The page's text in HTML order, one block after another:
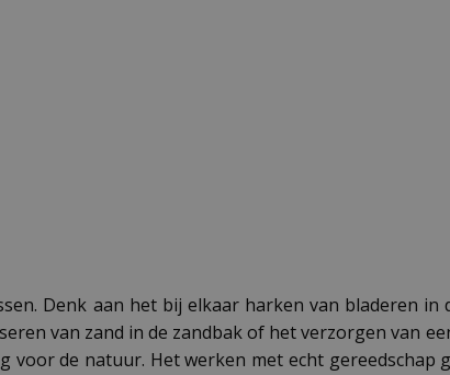
Denk aan het bij elkaar harken van bladeren in
van zand in de zandbak of het verzorgen van
de natuur. Het werken met echt gereedschap